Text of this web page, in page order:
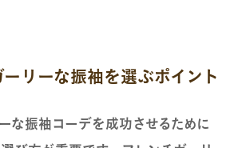
ーリーな振袖を選ぶポイント
な振袖コーデを成功させるために